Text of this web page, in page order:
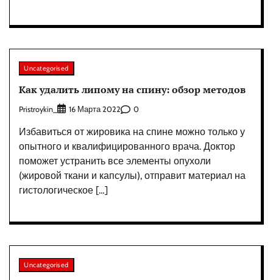
Uncategorised
Как удалить липому на спину: обзор методов
Pristroykin_ 16 Марта 2022 0
Избавиться от жировика на спине можно только у
опытного и квалифицированного врача. Доктор
поможет устранить все элементы опухоли
(жировой ткани и капсулы), отправит материал на
гистологическое […]
Uncategorised